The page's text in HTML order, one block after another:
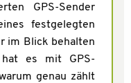
GPS-Sender
festgelegten
im Blick behalten
hat es mit GPS-
genau zählt